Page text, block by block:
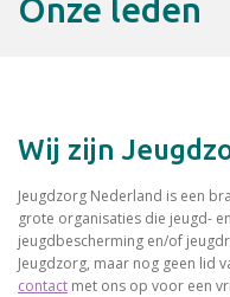
Contact
Onze leden
Wij zijn
Jeugdzorg Nederland is een
grote organisaties die jeugd-
jeugdbescherming en/of
Jeugdzorg, maar nog geen lid
contact met ons op voor een